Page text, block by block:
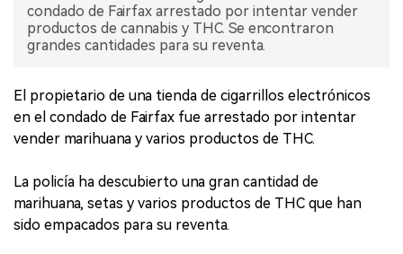
condado de Fairfax arrestado por intentar vender
productos de cannabis y THC. Se encontraron
grandes cantidades para su reventa.
El propietario de una tienda de cigarrillos electrónicos
en el condado de Fairfax fue arrestado por intentar
vender marihuana y varios productos de THC.
La policía ha descubierto una gran cantidad de
marihuana, setas y varios productos de THC que han
sido empacados para su reventa.